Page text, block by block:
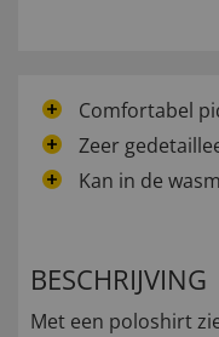
Comfortabel
Zeer
Kan in de
BESCHRIJVING
Met een poloshirt